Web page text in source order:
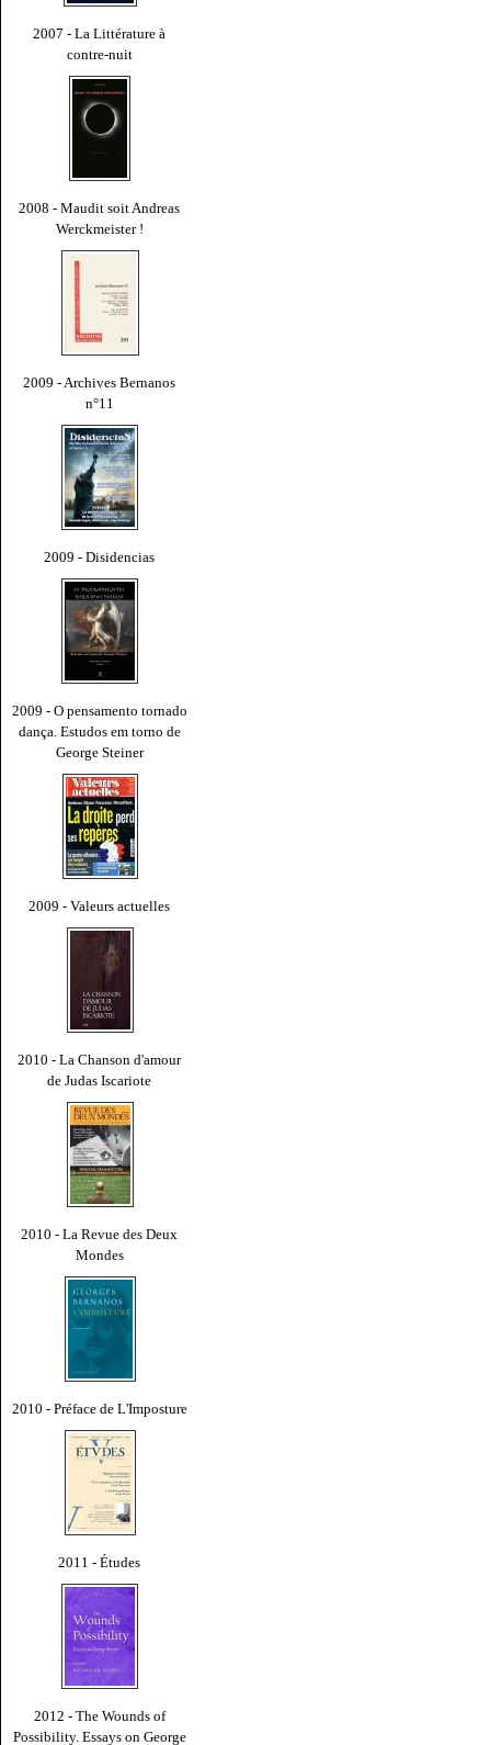
2007 - La Littérature à
contre-nuit
2008 - Maudit soit Andreas
Werckmeister !
2009 - Archives Bernanos
n°11
2009 - Disidencias
2009 - O pensamento tornado
dança. Estudos em torno de
George Steiner
2009 - Valeurs actuelles
2010 - La Chanson d'amour
de Judas Iscariote
2010 - La Revue des Deux
Mondes
2010 - Préface de L'Imposture
2011 - Études
2012 - The Wounds of
Possibility. Essays on George